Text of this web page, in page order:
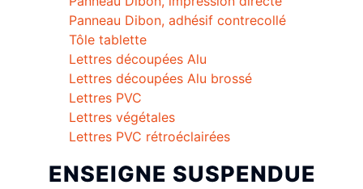
Panneau Dibon, adhésif contrecollé
Tôle tablette
Lettres découpées Alu
Lettres découpées Alu brossé
Lettres PVC
Lettres végétales
Lettres PVC rétroéclairées
ENSEIGNE SUSPENDUE